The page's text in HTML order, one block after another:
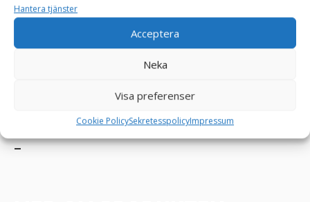
Hantera tjänster
Acceptera
Neka
Visa preferenser
Cookie PolicySekretesspolicyImpressum
Grafikkort: Radeon RX 560 4 GB
Operativsystem: Windows 10 Pro
_